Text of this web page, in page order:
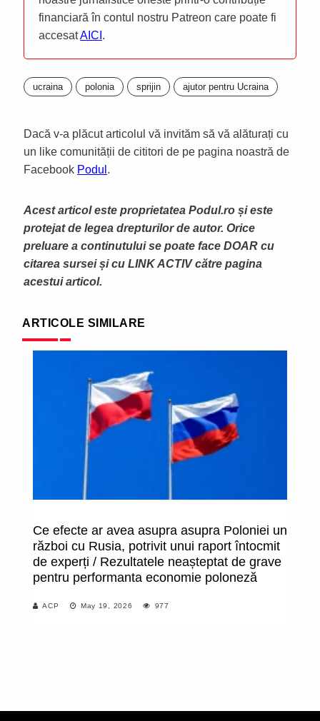
financiară în contul nostru Patreon care poate fi
accesatAICI .
ucraina polonia sprijin ajutor pentru Ucraina
Dacă v-a plăcut articolul vă invităm să vă alăturați cu
un like comunității de cititori de pe pagina noastră de
Facebook Podul .
Acest articol este proprietatea Podul.ro și este
protejat de legea drepturilor de autor. Orice
preluare a continutului se poate face DOAR cu
citarea sursei și cu LINK ACTIV către pagina
acestui articol.
ARTICOLE SIMILARE
Ce efecte ar avea asupra asupra Poloniei un
război cu Rusia, potrivit unui raport întocmit
de experți / Rezultatele neașteptat de grave
pentru performanta economie poloneză
ACP May 19, 2026 977